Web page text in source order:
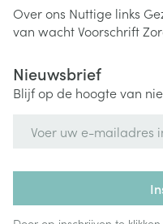
Over ons Nuttige links
van wachtVoorschrift
Nieuwsbrief
Blijf op de hoogte van